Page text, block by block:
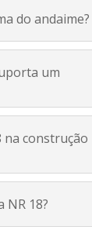
do andaime?
um
na construção
NR 18?